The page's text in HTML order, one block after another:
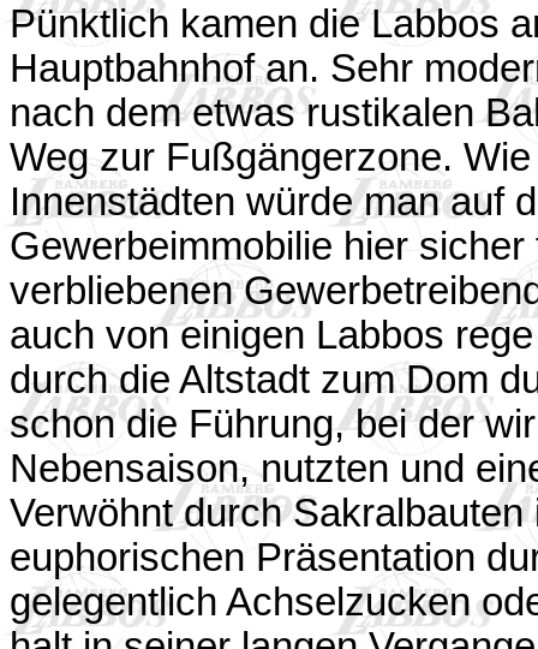
Pünktlich kamen die Labbos
Hauptbahnhof an. Sehr
nach dem etwas rustikalen
Weg zur Fußgängerzone.
Innenstädten würde man auf
Gewerbeimmobilie hier
verbliebenen
auch von einigen Labbos
durch die Altstadt zum Dom
schon die Führung, bei der
Nebensaison, nutzten und
Verwöhnt durch
euphorischen Präsentation
gelegentlich Achselzucken